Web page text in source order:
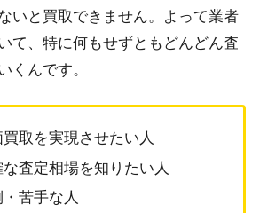
いと買取できません。よって業者
て、特に何もせずともどんどん査
くんです。
取を実現させたい人
査定相場を知りたい人
苦手な人